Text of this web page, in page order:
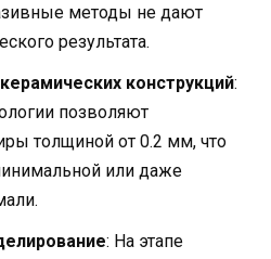
методы не дают
результата.
конструкций:
позволяют
толщиной от 0.2 мм, что
или даже
: На этапе